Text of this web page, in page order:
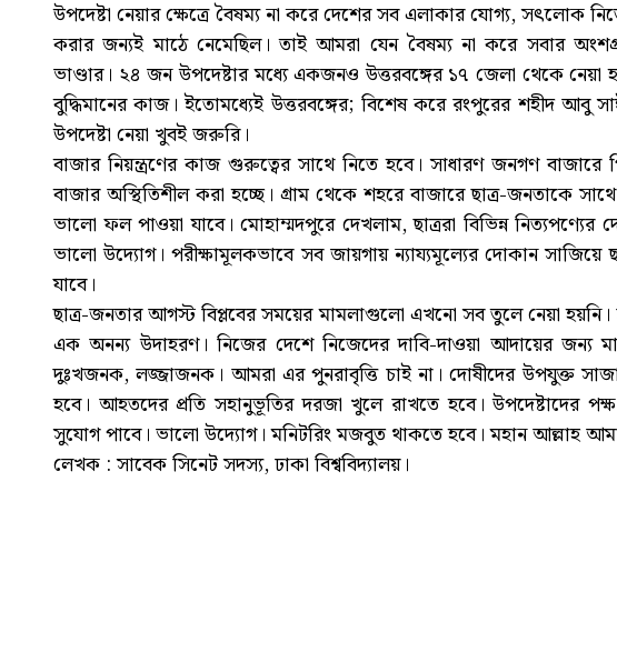
উপদেষ্টা নেয়ার ক্ষেত্রে বৈষম্য না করে দেশের সব এলাকার যোগ্য, সৎলোক
করার জন্যই মাঠে নেমেছিল। তাই আমরা যেন বৈষম্য না করে সবার
ভাণ্ডার। ২৪ জন উপদেষ্টার মধ্যে একজনও উত্তরবঙ্গের ১৭ জেলা থেকে নেয়া
বুদ্ধিমানের কাজ। ইতোমধ্যেই উত্তরবঙ্গের; বিশেষ করে রংপুরের শহীদ আবু
উপদেষ্টা নেয়া খুবই জরুরি।
বাজার নিয়ন্ত্রণের কাজ গুরুত্বের সাথে নিতে হবে। সাধারণ জনগণ বাজারে
বাজার অস্থিতিশীল করা হচ্ছে। গ্রাম থেকে শহরে বাজারে ছাত্র-জনতাকে
ভালো ফল পাওয়া যাবে। মোহাম্মদপুরে দেখলাম, ছাত্ররা বিভিন্ন
ভালো উদ্যোগ। পরীক্ষামূলকভাবে সব জায়গায় ন্যায্যমূল্যের দোকান
যাবে।
ছাত্র-জনতার আগস্ট বিপ্লবের সময়ের মামলাগুলো এখনো সব তুলে নেয়া
এক অনন্য উদাহরণ। নিজের দেশে নিজেদের দাবি-দাওয়া আদায়ের জন্য
দুঃখজনক, লজ্জাজনক। আমরা এর পুনরাবৃত্তি চাই না। দোষীদের উপযুক্ত
হবে। আহতদের প্রতি সহানুভূতির দরজা খুলে রাখতে হবে। উপদেষ্টাদের
সুযোগ পাবে। ভালো উদ্যোগ। মনিটরিং মজবুত থাকতে হবে। মহান আল্লাহ
লেখক : সাবেক সিনেট সদস্য, ঢাকা বিশ্ববিদ্যালয়।